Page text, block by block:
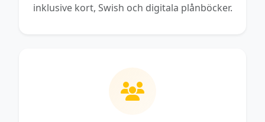
inklusive kort, Swish och digitala plånböcker.